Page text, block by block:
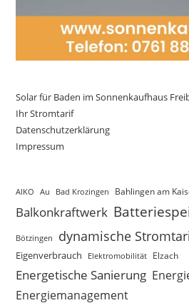
Solar für Baden im Sonnenkaufhaus
Ihr Stromtarif
Datenschutzerklärung
Impressum
AIKO Au Bad Krozingen Bahlingen am
Balkonkraftwerk
Bötzingen dynamische
Eigenverbrauch Elektromobilität Elzach
Energetische Sanierung
Energiemanagement